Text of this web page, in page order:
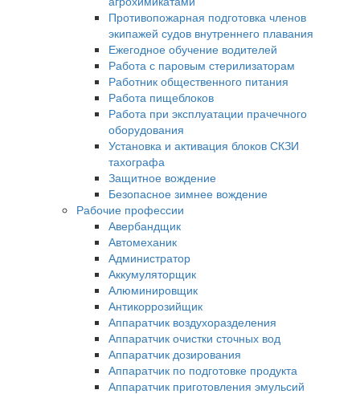
Противопожарная подготовка членов
экипажей судов внутреннего плавания
Ежегодное обучение водителей
Работа с паровым стерилизаторам
Работник общественного питания
Работа пищеблоков
Работа при эксплуатации прачечного
оборудования
Установка и активация блоков СКЗИ
тахографа
Защитное вождение
Безопасное зимнее вождение
Рабочие профессии
Авербандщик
Автомеханик
Администратор
Аккумуляторщик
Алюминировщик
Антикоррозийщик
Аппаратчик воздухоразделения
Аппаратчик очистки сточных вод
Аппаратчик дозирования
Аппаратчик по подготовке продукта
Аппаратчик приготовления эмульсий